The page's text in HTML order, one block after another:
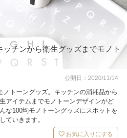
ッチンから衛生グッズまでモノト
公開日：2020/11/14
ノトーングッズ。キッチンの消耗品から
アイテムまでモノトーンデザインがど
な100均モノトーングッズにスポットを
ていきます。
お気に入りにする